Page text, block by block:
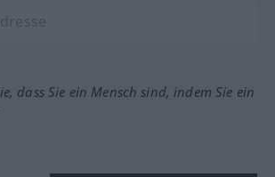
dass Sie ein Mensch sind, indem Sie ein